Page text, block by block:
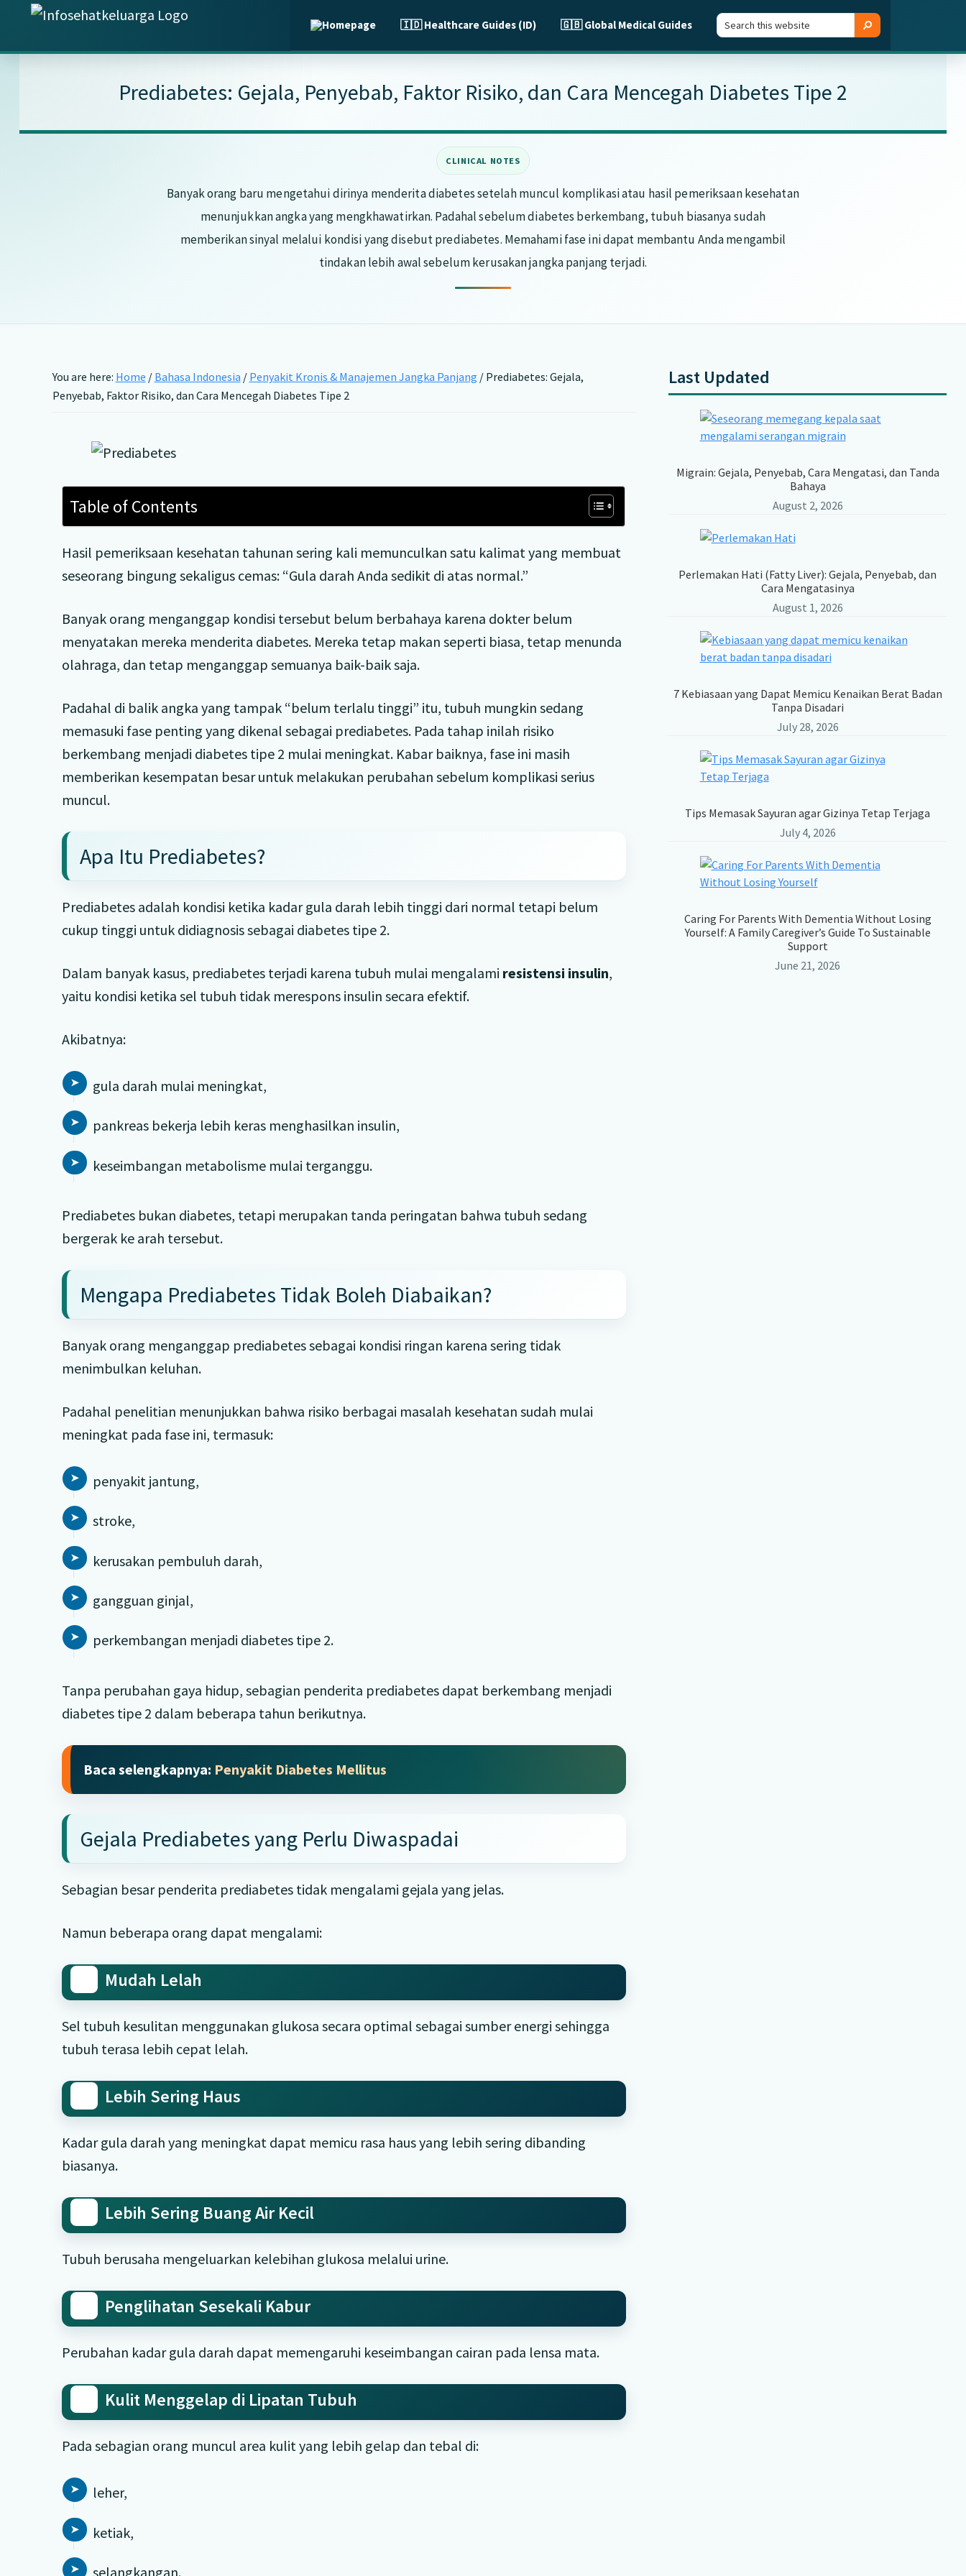
main
primary
footer
Sehat
Terpercaya
🇮🇩 Healthcare Guides (ID) 🇬🇧 Global Medical Guides
Search
this
website
Search
Prediabetes: Gejala, Penyebab, Faktor Risiko, dan Cara Mencegah Diabetes Tipe 2
Banyak orang baru mengetahui dirinya menderita diabetes setelah muncul komplikasi atau hasil pemeriksaan kesehatan
menunjukkan angka yang mengkhawatirkan. Padahal sebelum diabetes berkembang, tubuh biasanya sudah
memberikan sinyal melalui kondisi yang disebut prediabetes. Memahami fase ini dapat membantu Anda mengambil
tindakan lebih awal sebelum kerusakan jangka panjang terjadi.
You are here: Home / Bahasa Indonesia / Penyakit Kronis & Manajemen Jangka Panjang /Prediabetes: Gejala,
Penyebab, Faktor Risiko, dan Cara Mencegah Diabetes Tipe 2
Table of Contents
Hasil pemeriksaan kesehatan tahunan sering kali memunculkan satu kalimat yang membuat
seseorang bingung sekaligus cemas: “Gula darah Anda sedikit di atas normal.”
Banyak orang menganggap kondisi tersebut belum berbahaya karena dokter belum
menyatakan mereka menderita diabetes. Mereka tetap makan seperti biasa, tetap menunda
olahraga, dan tetap menganggap semuanya baik-baik saja.
Padahal di balik angka yang tampak “belum terlalu tinggi” itu, tubuh mungkin sedang
memasuki fase penting yang dikenal sebagai prediabetes. Pada tahap inilah risiko
berkembang menjadi diabetes tipe 2 mulai meningkat. Kabar baiknya, fase ini masih
memberikan kesempatan besar untuk melakukan perubahan sebelum komplikasi serius
muncul.
Apa Itu Prediabetes?
Prediabetes adalah kondisi ketika kadar gula darah lebih tinggi dari normal tetapi belum
cukup tinggi untuk didiagnosis sebagai diabetes tipe 2.
Dalam banyak kasus, prediabetes terjadi karena tubuh mulai mengalami resistensi insulin,
yaitu kondisi ketika sel tubuh tidak merespons insulin secara efektif.
Akibatnya:
gula darah mulai meningkat,
pankreas bekerja lebih keras menghasilkan insulin,
keseimbangan metabolisme mulai terganggu.
Prediabetes bukan diabetes, tetapi merupakan tanda peringatan bahwa tubuh sedang
bergerak ke arah tersebut.
Mengapa Prediabetes Tidak Boleh Diabaikan?
Banyak orang menganggap prediabetes sebagai kondisi ringan karena sering tidak
menimbulkan keluhan.
Padahal penelitian menunjukkan bahwa risiko berbagai masalah kesehatan sudah mulai
meningkat pada fase ini, termasuk:
penyakit jantung,
stroke,
kerusakan pembuluh darah,
gangguan ginjal,
perkembangan menjadi diabetes tipe 2.
Tanpa perubahan gaya hidup, sebagian penderita prediabetes dapat berkembang menjadi
diabetes tipe 2 dalam beberapa tahun berikutnya.
Baca selengkapnya: Penyakit Diabetes Mellitus
Gejala Prediabetes yang Perlu Diwaspadai
Sebagian besar penderita prediabetes tidak mengalami gejala yang jelas.
Namun beberapa orang dapat mengalami:
Mudah Lelah
Sel tubuh kesulitan menggunakan glukosa secara optimal sebagai sumber energi sehingga
tubuh terasa lebih cepat lelah.
Lebih Sering Haus
Kadar gula darah yang meningkat dapat memicu rasa haus yang lebih sering dibanding
biasanya.
Lebih Sering Buang Air Kecil
Tubuh berusaha mengeluarkan kelebihan glukosa melalui urine.
Penglihatan Sesekali Kabur
Perubahan kadar gula darah dapat memengaruhi keseimbangan cairan pada lensa mata.
Kulit Menggelap di Lipatan Tubuh
Pada sebagian orang muncul area kulit yang lebih gelap dan tebal di:
leher,
ketiak,
selangkangan.
Primary
Sidebar
Last Updated
Migrain: Gejala, Penyebab, Cara Mengatasi, dan Tanda
Bahaya
August 2, 2026
Perlemakan Hati (Fatty Liver): Gejala, Penyebab, dan
Cara Mengatasinya
August 1, 2026
7 Kebiasaan yang Dapat Memicu Kenaikan Berat Badan
Tanpa Disadari
July 28, 2026
Tips Memasak Sayuran agar Gizinya Tetap Terjaga
July 4, 2026
Caring For Parents With Dementia Without Losing
Yourself: A Family Caregiver’s Guide To Sustainable
Support
June 21, 2026